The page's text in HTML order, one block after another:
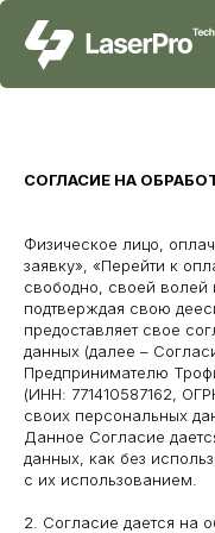
СОГЛАСИЕ НА
Физическое лицо,
заявку», «Перейти к
свободно, своей волей
подтверждая свою
предоставляет свое
данных (далее –
Предпринимателю
(ИНН: 771410587162,
своих персональных
Данное Согласие
данных, как без
с их использованием.
2. Согласие дается на